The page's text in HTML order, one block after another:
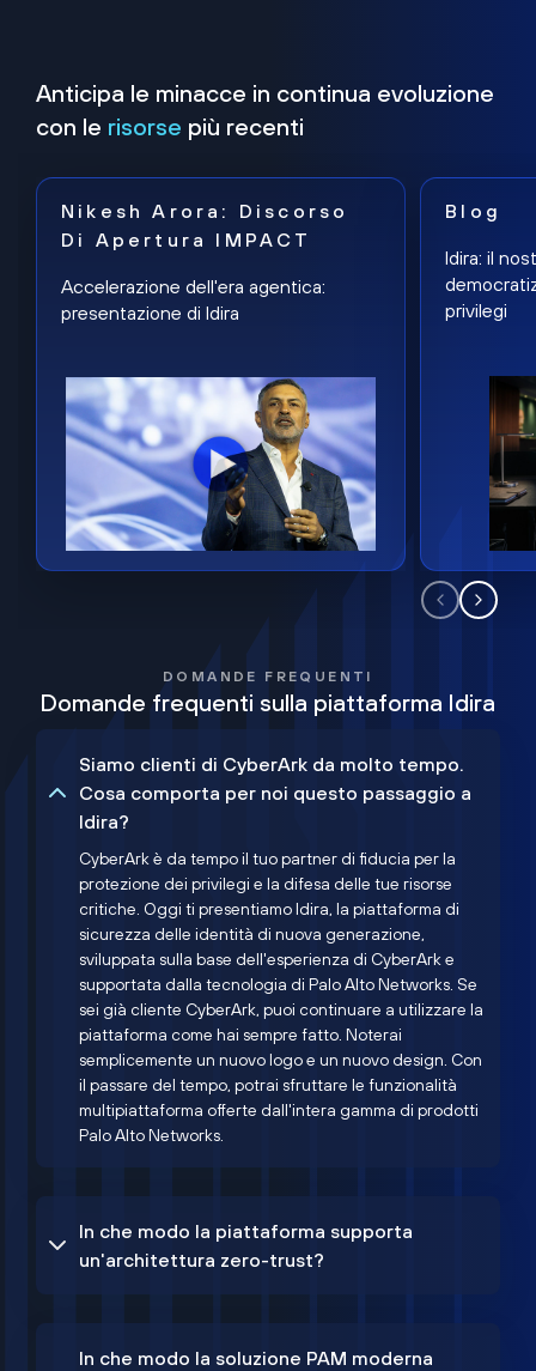
Anticipa le minacce in continua evoluzione
con le risorse più recenti
Nikesh Arora: Discorso
Di Apertura IMPACT
Accelerazione dell'era agentica:
presentazione di Idira
Blog
Idira: il
privilegi
DOMANDE FREQUENTI
Domande frequenti sulla piattaforma Idira
Siamo clienti di CyberArk da molto tempo.
Cosa comporta per noi questo passaggio a
Idira?
CyberArk è da tempo il tuo partner di fiducia per la
protezione dei privilegi e la difesa delle tue risorse
critiche. Oggi ti presentiamo Idira, la piattaforma di
sicurezza delle identità di nuova generazione,
sviluppata sulla base dell'esperienza di CyberArk e
supportata dalla tecnologia di Palo Alto Networks. Se
sei già cliente CyberArk, puoi continuare a utilizzare la
piattaforma come hai sempre fatto. Noterai
semplicemente un nuovo logo e un nuovo design. Con
il passare del tempo, potrai sfruttare le funzionalità
multipiattaforma offerte dall'intera gamma di prodotti
Palo Alto Networks.
In che modo la piattaforma supporta
un'architettura zero-trust?
In che modo la soluzione PAM moderna